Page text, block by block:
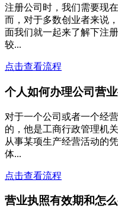
注册公司时，我们需要现
而，对于多数创业者来说
面我们就一起来了解下注
较...
点击查看流程
个人如何办理公司营
对于一个公司或者一个经
的，他是工商行政管理机
从事某项生产经营活动的
体...
点击查看流程
营业执照有效期和怎